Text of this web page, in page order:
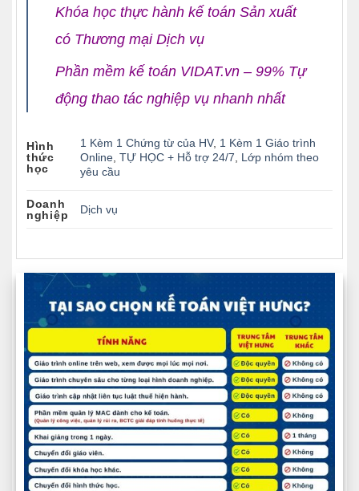
Khóa học thực hành kế toán Sản xuất
có Thương mại Dịch vụ
Phần mềm kế toán VIDAT.vn – 99% Tự
động thao tác nghiệp vụ nhanh nhất
Hình
thức
học
1 Kèm 1 Chứng từ của HV, 1 Kèm 1 Giáo trình
Online TỰ HỌC + Hỗ trợ 24/7
Lớp nhóm theo
yêu cầu
Doanh
nghiệp
Dịch vụ